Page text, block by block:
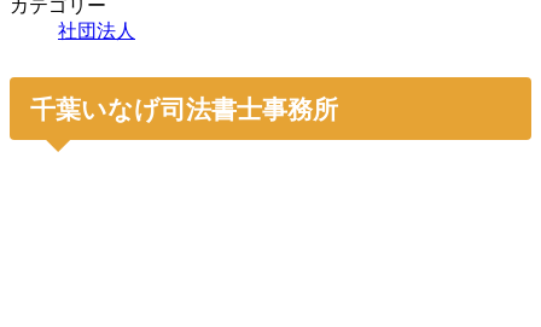
カテゴリー
社団法人
千葉いなげ司法書士事務所